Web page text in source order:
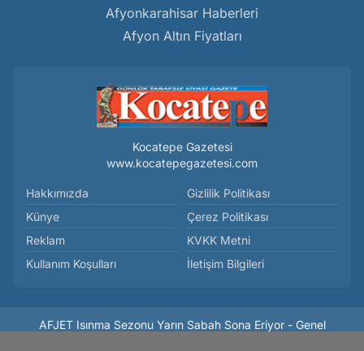
Afyonkarahisar Haberleri
Afyon Altın Fiyatları
Kocatepe Gazetesi
www.kocatepegazetesi.com
Hakkımızda
Künye
Reklam
Kullanım Koşulları
Gizlilik Politikası
Çerez Politikası
KVKK Metni
İletişim Bilgileri
AFJET Isınma Sezonu Yarın Sabah Sona Eriyor - Genel